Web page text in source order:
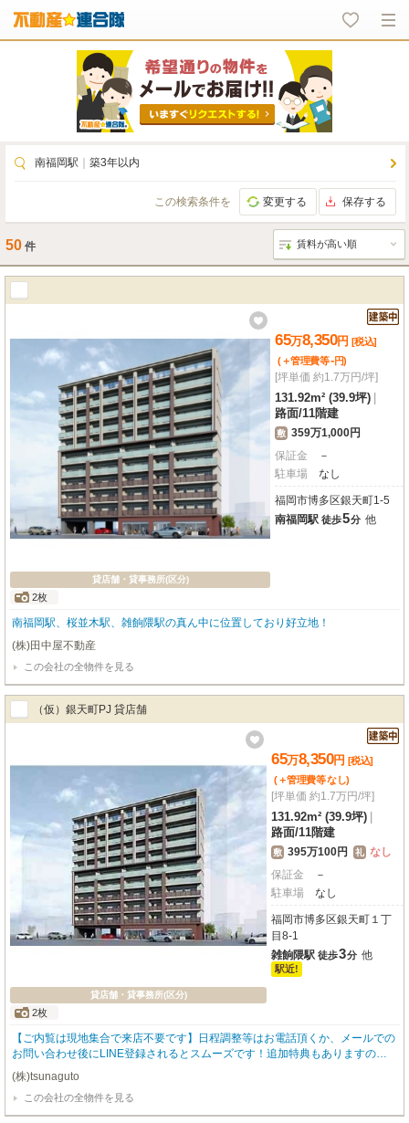
南福岡駅 築3年以内
この検索条件を 変更する 保存する
50 件
貸店舗・貸事務所(区分)
2枚
65万8,350円 [税込]
(＋管理費等-円)
[坪単価 約1.7万円/坪]
131.92m² (39.9坪)
路面/11階建
敷 359万1,000円
保証金
－
駐車場
なし
福岡市博多区銀天町1-5
南福岡駅 徒歩5分 他
南福岡駅、桜並木駅、雑餉隈駅の真ん中に位置しており好立地！
(株)田中屋不動産
この会社の全物件を見る
（仮）銀天町PJ 貸店舗
貸店舗・貸事務所(区分)
2枚
65万8,350円 [税込]
(＋管理費等なし)
[坪単価 約1.7万円/坪]
131.92m² (39.9坪)
路面/11階建
敷 395万100円 礼 なし
保証金
－
駐車場
なし
福岡市博多区銀天町１丁
目8-1
雑餉隈駅 徒歩3分 他
駅近!
【ご内覧は現地集合で来店不要です】日程調整等はお電話頂くか、メールでの
お問い合わせ後にLINE登録されるとスムーズです！追加特典もありますので
詳細はお気軽にお問い合わせ下さい♪
(株)tsunaguto
この会社の全物件を見る